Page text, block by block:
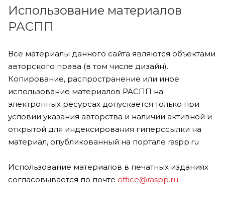
Использование материалов
РАСПП
Все материалы данного сайта являются объектами
авторского права (в том числе дизайн).
Копирование, распространение или иное
использование материалов РАСПП на
электронных ресурсах допускается только при
условии указания авторства и наличии активной и
открытой для индексирования гиперссылки на
материал, опубликованный на портале raspp.ru
Использование материалов в печатных изданиях
согласовывается по почте office@raspp.ru